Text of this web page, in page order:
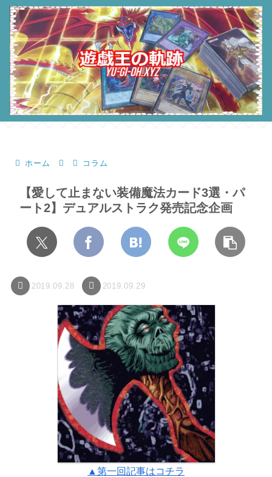
ホーム コラム
【愛して止まない装備魔法カード3選・パ
ート2】デュアルストラク発売記念企画
2019.09.28 2019.09.29
▲第一回記事はコチラ